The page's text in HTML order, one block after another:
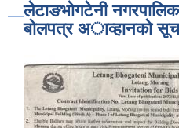
लेटाङभाेगटेनी
बाेलपत्र अाव्हानकाे